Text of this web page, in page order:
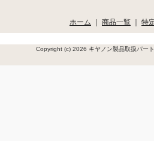
ホーム ｜ 商品一覧 ｜ 特
Copyright (c) 2026 キヤノン製品取扱パー